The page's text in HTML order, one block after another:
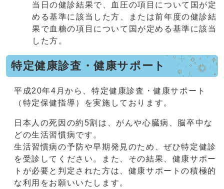
当日の健診結果で、血圧の項目について国が定
める基準に該当した方、または前年度の健診結
果で血糖の項目について国が定める基準に該当
した方。
特定健康診査・健康サポート
平成20年4月から、特定健康診査・健康サポート
（特定保健指導）を実施しております。
日本人の死因の約5割は、がんや心臓病、脳卒中な
どの生活習慣病です。
生活習慣病の予防や早期発見のため、ぜひ特定健診
を受診してください。また、その結果、健康サポー
トが必要と判定された方は、健康サポートの積極的
な利用をお願いいたします。